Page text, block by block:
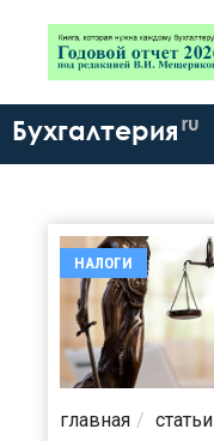
Бухгалтерия ru
НАЛОГИ
главная статьи